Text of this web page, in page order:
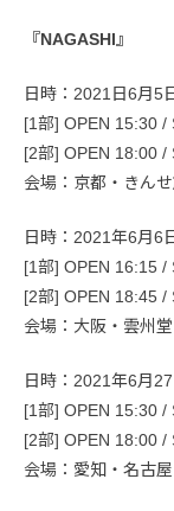
『NAGASHI』
日時：2021日6月5
[1部] OPEN 15:30 /
[2部] OPEN 18:00 /
会場：京都・きん
日時：2021年6月6
[1部] OPEN 16:15 /
[2部] OPEN 18:45 /
会場：大阪・雲州堂
日時：2021年6月27
[1部] OPEN 15:30 /
[2部] OPEN 18:00 /
会場：愛知・名古